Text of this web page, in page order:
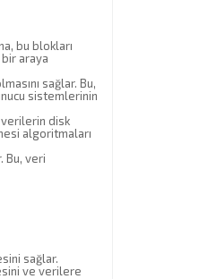
bu blokları
araya
sağlar. Bu,
sistemlerinin
verilerin disk
algoritmaları
Bu, veri
sağlar.
ve verilere